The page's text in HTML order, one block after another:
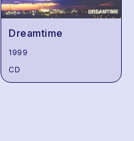
Dreamtime
1999
CD